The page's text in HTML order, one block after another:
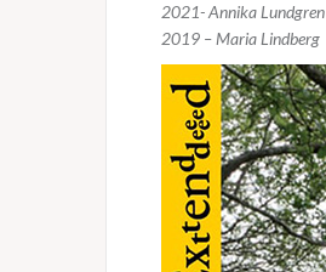
2021- Annika Lundgren
2019 – Maria Lindberg